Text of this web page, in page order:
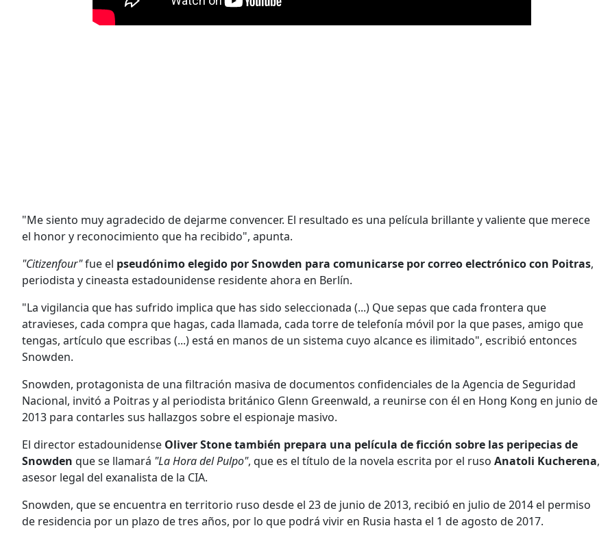
"Me siento muy agradecido de dejarme convencer. El resultado es una película brillante y valiente que merece
el honor y reconocimiento que ha recibido", apunta.
"Citizenfour"fue el pseudónimo elegido por Snowden para comunicarse por correo electrónico con Poitras,
periodista y cineasta estadounidense residente ahora en Berlín.
"La vigilancia que has sufrido implica que has sido seleccionada (...) Que sepas que cada frontera que
atravieses, cada compra que hagas, cada llamada, cada torre de telefonía móvil por la que pases, amigo que
tengas, artículo que escribas (...) está en manos de un sistema cuyo alcance es ilimitado", escribió entonces
Snowden.
Snowden, protagonista de una filtración masiva de documentos confidenciales de la Agencia de Seguridad
Nacional, invitó a Poitras y al periodista británico Glenn Greenwald, a reunirse con él en Hong Kong en junio de
2013 para contarles sus hallazgos sobre el espionaje masivo.
El director estadounidense Oliver Stone también prepara una película de ficción sobre las peripecias de
Snowden que se llamará "La Hora del Pulpo", que es el título de la novela escrita por el ruso Anatoli Kucherena,
asesor legal del exanalista de la CIA.
Snowden, que se encuentra en territorio ruso desde el 23 de junio de 2013, recibió en julio de 2014 el permiso
de residencia por un plazo de tres años, por lo que podrá vivir en Rusia hasta el 1 de agosto de 2017.